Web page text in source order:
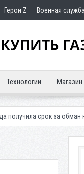
Герои Z Военная
Технологии
за обман клиентов